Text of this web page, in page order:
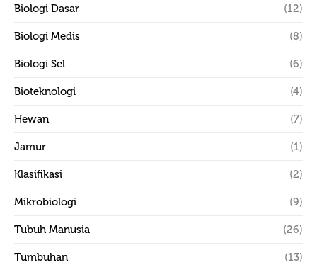
Biologi Dasar (12)
Biologi Medis (8)
Biologi Sel (6)
Bioteknologi (4)
Hewan (7)
Jamur (1)
Klasifikasi (2)
Mikrobiologi (9)
Tubuh Manusia (26)
Tumbuhan (13)